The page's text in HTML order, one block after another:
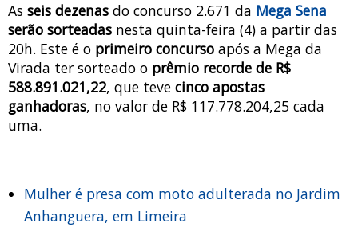
As seis dezenas do concurso 2.671 da Mega Sena
serão sorteadas nesta quinta-feira (4) a partir das
20h. Este é o primeiro concurso após a Mega da
Virada ter sorteado o prêmio recorde de R$
588.891.021,22, que teve cinco apostas
ganhadoras, no valor de R$ 117.778.204,25 cada
uma.
Mulher é presa com moto adulterada no Jardim
Anhanguera, em Limeira